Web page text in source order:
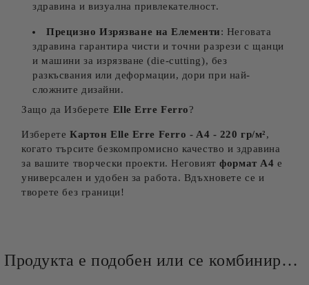
здравина и визуална привлекателност.
Прецизно Изрязване на Елементи: Неговата
здравина гарантира чисти и точни разрези с щанци
и машини за изрязване (die-cutting), без
разкъсвания или деформации, дори при най-
сложните дизайни.
Защо да Изберете Elle Erre Ferro?
ИзберетеКартон Elle Erre Ferro - A4 - 220 гр/м²,
когато търсите безкомпромисно качество и здравина
за вашите творчески проекти. Неговиятформат А4 е
универсален и удобен за работа. Вдъхновете се и
творете без граници!
Продукта е подобен или се комбинира добре и със следните продукти :